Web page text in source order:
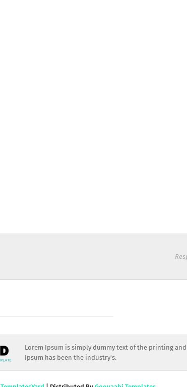
Lorem Ipsum is simply dummy text of the printing
Ipsum has been the industry's.